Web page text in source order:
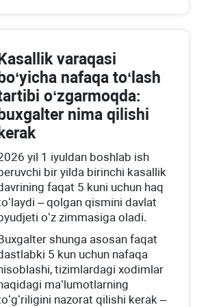
Kasallik varaqasi
boʻyicha nafaqa toʻlash
oʻzgarmoqda:
buхgalter nima qilishi
kerak
yil 1 iyuldan boshlab ish
bir yilda birinchi kasallik
faqat 5 kuni uchun haq
– qolgan qismini davlat
oʻz zimmasiga oladi.
shunga asosan faqat
5 kun uchun nafaqa
tizimlardagi хodimlar
ma’lumotlarning
nazorat qilishi kerak –